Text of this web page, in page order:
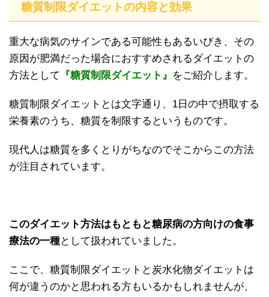
糖質制限ダイエットの内容と効果
重大な病気のサインである可能性もあるいびき、その
原因が肥満だった場合におすすめされるダイエットの
方法として
『糖質制限ダイエット』 をご紹介します。
糖質制限ダイエットとは文字通り、1日の中で摂取する
栄養素のうち、糖質を制限するというものです。
現代人は糖質を多くとりがちなのでそこからこの方法
が注目されています。
このダイエット方法はもともと糖尿病の方向けの食事
療法の一種として扱われていました。
ここで、糖質制限ダイエットと炭水化物ダイエットは
何が違うのかと思われる方もいるかもしれませんが、